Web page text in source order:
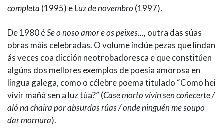
completa (1995) eLuz de novembro (1997).
De 1980 éSe o noso amor e os peixes..., outra das súas
obras máis celebradas. O volume inclúe pezas que lindan
ás veces coa dicción neotrobadoresca e que constitúen
algúns dos mellores exemplos de poesía amorosa en
lingua galega, como o célebre poema titulado “Como hei
vivir mañá sen a luz túa?” (Case morto vivín sen coñecerte /
aló na chaira por absurdas rúas / onde ninguén me soupo
dar mornura).